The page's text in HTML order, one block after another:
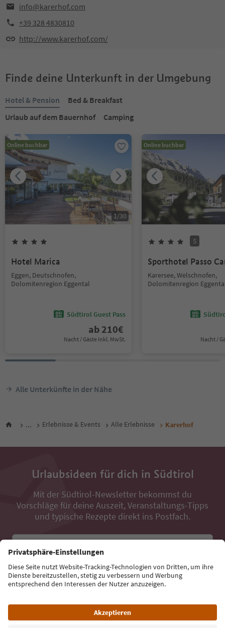
info@karerhof.com
+39 328 4830810
http://www.karerhof.com/
Finde deine Unterkunft in der Umgebung
Hotel & Pension
Bed & Breakfast
Urlaub auf dem Bauernhof
Camping
Online buchbar
1/30
Hotel Marica
Eggen, Deutschnofen,
Dolomitenregion Eggental
Südtirol Guest Pass
ab 210€
Nacht / Gäste Inkl. MwSt.
Online buchbar
S
Sporthotel Passo
Karersee, Welschnofen,
Dolomitenregion
Nacht /
Alle Unterkünfte in der Nähe
... Erlebnisse & Events Alle Erlebnisse Karerhof
Urlaubsideen für dich in Südtirol
Mit der Südtirol-Newsletter bekommst du
Vorschläge für deine Auszeit, Veranstaltungs-Tipps
und typische Rezepte direkt ins Postfach.
Jetzt anmelden